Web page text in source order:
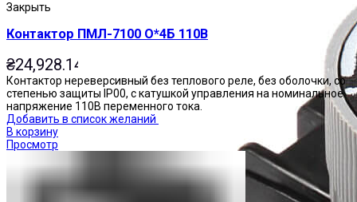
Закрыть
Контактор ПМЛ-7100 О*4Б 110В
₴24,928.14
Контактор нереверсивный без теплового реле, без оболочки, со
степенью защиты IP00, с катушкой управления на номинальное
напряжение 110В переменного тока.
Добавить в список желаний
В корзину
Просмотр